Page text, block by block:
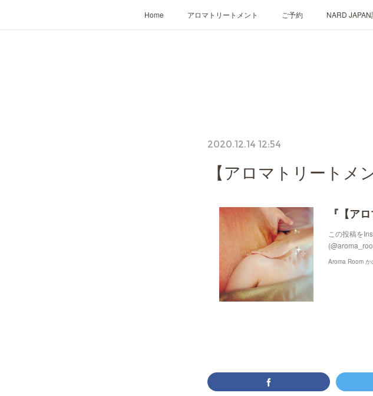
Home アロマトリートメント ご予約 NARD
2020.12.14 12:54
【アロマトリートメ
『【ア
この投稿を
Aroma Room か